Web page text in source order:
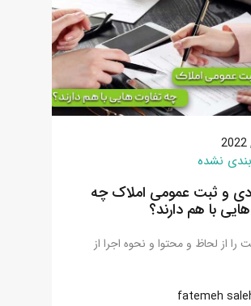
نشده
و ثبت عمومی املاک چه
با هم دارند؟
را از لحاظ و محتوا و نحوه اجرا از
fatemeh